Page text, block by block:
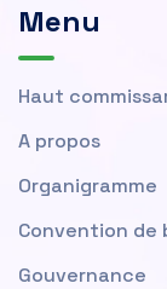
Menu
Haut
A propos
Organigramme
Convention de
Gouvernance